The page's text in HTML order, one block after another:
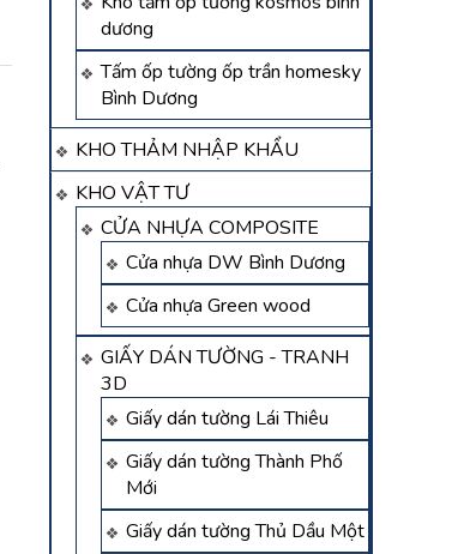
dương
Tấm ốp tường ốp trần homesky
Bình Dương
KHO THẢM NHẬP KHẨU
KHO VẬT TƯ
CỬA NHỰA COMPOSITE
Cửa nhựa DW Bình Dương
Cửa nhựa Green wood
GIẤY DÁN TƯỜNG - TRANH
3D
Giấy dán tường Lái Thiêu
Giấy dán tường Thành Phố
Mới
Giấy dán tường Thủ Dầu Một